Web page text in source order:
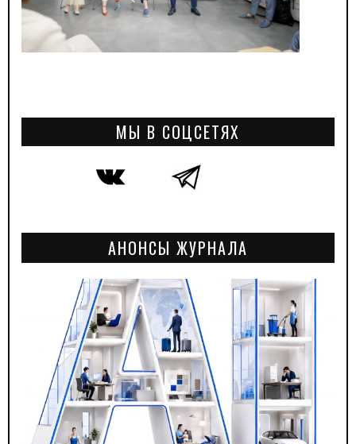
МЫ В СОЦСЕТЯХ
АНОНСЫ ЖУРНАЛА